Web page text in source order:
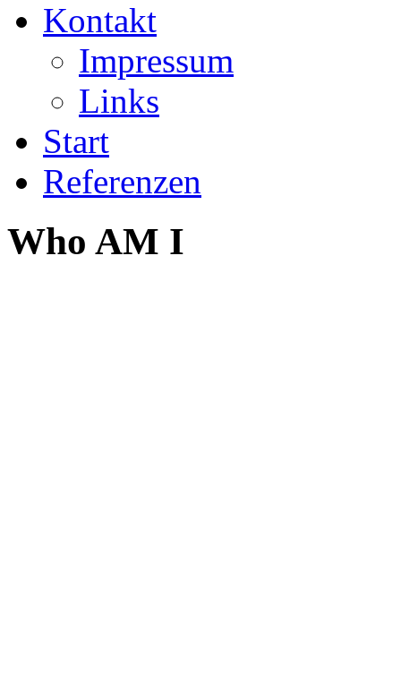
Kontakt
Impressum
Links
Start
Referenzen
Who AM I